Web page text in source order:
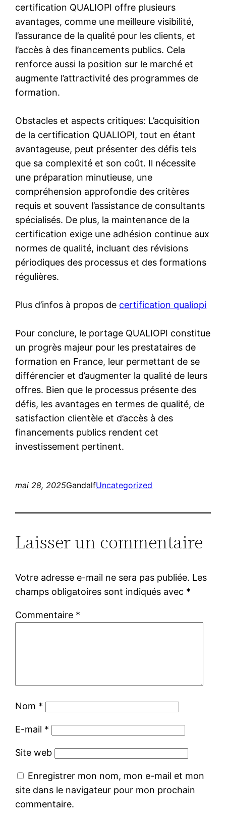
certification QUALIOPI offre plusieurs
avantages, comme une meilleure visibilité,
l’assurance de la qualité pour les clients, et
l’accès à des financements publics. Cela
renforce aussi la position sur le marché et
augmente l’attractivité des programmes de
formation.
Obstacles et aspects critiques: L’acquisition
de la certification QUALIOPI, tout en étant
avantageuse, peut présenter des défis tels
que sa complexité et son coût. Il nécessite
une préparation minutieuse, une
compréhension approfondie des critères
requis et souvent l’assistance de consultants
spécialisés. De plus, la maintenance de la
certification exige une adhésion continue aux
normes de qualité, incluant des révisions
périodiques des processus et des formations
régulières.
Plus d’infos à propos de certification qualiopi
Pour conclure, le portage QUALIOPI constitue
un progrès majeur pour les prestataires de
formation en France, leur permettant de se
différencier et d’augmenter la qualité de leurs
offres. Bien que le processus présente des
défis, les avantages en termes de qualité, de
satisfaction clientèle et d’accès à des
financements publics rendent cet
investissement pertinent.
mai 28, 2025GandalfUncategorized
Laisser un commentaire
Votre adresse e-mail ne sera pas publiée. Les
champs obligatoires sont indiqués avec *
Commentaire *
Nom *
E-mail *
Site web
Enregistrer mon nom, mon e-mail et mon
site dans le navigateur pour mon prochain
commentaire.